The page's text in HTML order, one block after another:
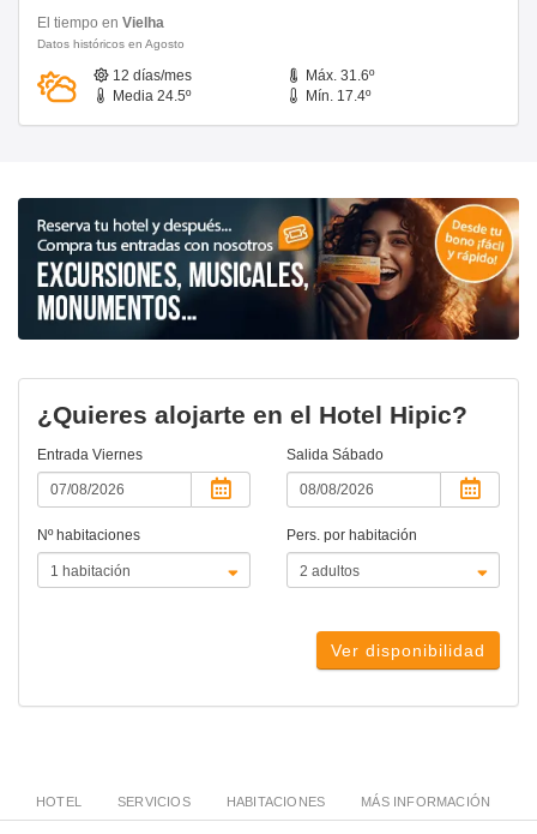
El tiempo en Vielha
Datos históricos en Agosto
12 días/mes
Máx. 31.6º
Media 24.5º
Mín. 17.4º
¿Quieres alojarte en el Hotel Hipic?
Entrada Viernes Salida Sábado
Nº habitaciones Pers. por habitación
Ver disponibilidad
HOTEL SERVICIOS HABITACIONES MÁS INFORMACIÓN